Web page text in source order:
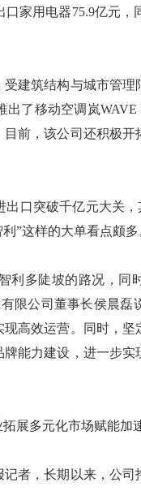
用电器75.9亿元，
筑结构与城市管理
了移动空调岚
前，该公司还积极
突破千亿元大关，
”这样的大单看点颇多
多陡坡的路况，同
限公司董事长侯晨磊
高效运营。同时，坚
能力建设，进一步
多元化市场赋能加速
，长期以来，公司